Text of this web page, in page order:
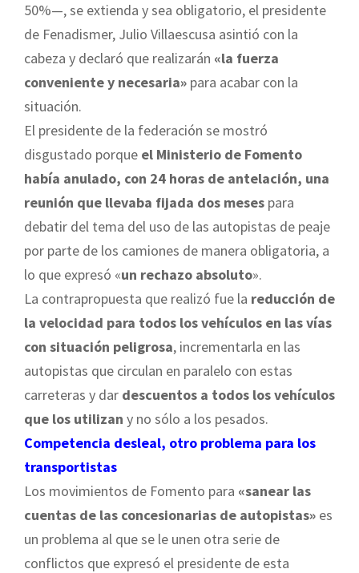
50%—, se extienda y sea obligatorio, el presidente
de Fenadismer, Julio Villaescusa asintió con la
cabeza y declaró que realizarán «la fuerza
conveniente y necesaria» para acabar con la
situación.
El presidente de la federación se mostró
disgustado porque el Ministerio de Fomento
había anulado, con 24 horas de antelación, una
reunión que llevaba fijada dos meses para
debatir del tema del uso de las autopistas de peaje
por parte de los camiones de manera obligatoria, a
lo que expresó «un rechazo absoluto».
La contrapropuesta que realizó fue la reducción de
la velocidad para todos los vehículos en las vías
con situación peligrosa, incrementarla en las
autopistas que circulan en paralelo con estas
carreteras y dar descuentos a todos los vehículos
que los utilizan y no sólo a los pesados.
Competencia desleal, otro problema para los
transportistas
Los movimientos de Fomento para «sanear las
cuentas de las concesionarias de autopistas» es
un problema al que se le unen otra serie de
conflictos que expresó el presidente de esta